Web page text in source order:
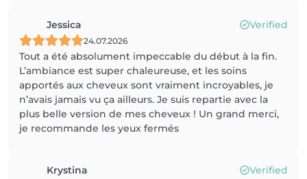
Jessica Verified
24.07.2026
Tout a été absolument impeccable du début à la fin.
L’ambiance est super chaleureuse, et les soins
apportés aux cheveux sont vraiment incroyables, je
n’avais jamais vu ça ailleurs. Je suis repartie avec la
plus belle version de mes cheveux ! Un grand merci,
je recommande les yeux fermés
Krystina Verified